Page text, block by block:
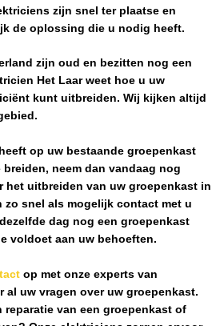
zijn snel ter plaatse en
de oplossing die u nodig heeft.
zijn oud en bezitten nog een
Het Laarweet hoe u uw
kunt uitbreiden. Wij kijken altijd
op uw bestaande groepenkast
neem dan vandaag nog
het uitbreiden van uw groepenkast in
zo snel als mogelijk contact met u
dag nog een groepenkast
voldoet aan uw behoeften.
op met onze experts van
al uw vragen over uw groepenkast.
reparatie van een groepenkast of